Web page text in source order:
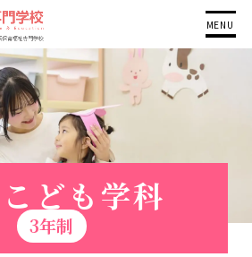
MENU
ども学科
3年制